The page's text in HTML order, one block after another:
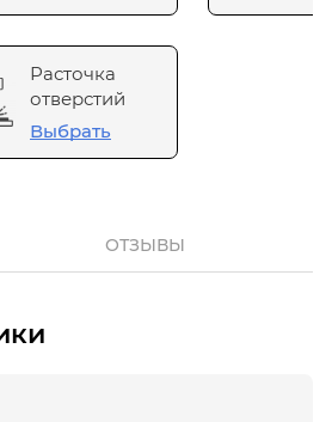
Расточка
отверстий
Выбрать
ОТЗЫВЫ